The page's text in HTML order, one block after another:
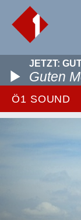
JETZT:
Guten
Ö1 SOUND